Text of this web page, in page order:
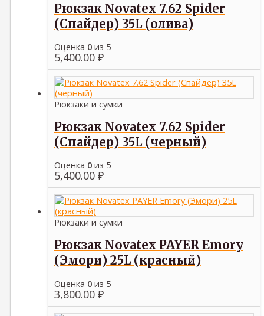
Рюкзак Novatex 7.62 Spider
(Спайдер) 35L (олива)
Оценка 0из 5
5,400.00 ₽
Рюкзаки и сумки
Рюкзак Novatex 7.62 Spider
(Спайдер) 35L (черный)
Оценка 0из 5
5,400.00 ₽
Рюкзаки и сумки
Рюкзак Novatex PAYER Emory
(Эмори) 25L (красный)
Оценка 0из 5
3,800.00 ₽